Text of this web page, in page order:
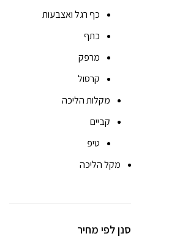
כף רגל ואצבעות
כתף
מרפק
קרסול
מקלות הליכה
קביים
טיפ
מקל הליכה
סנן לפי מחיר